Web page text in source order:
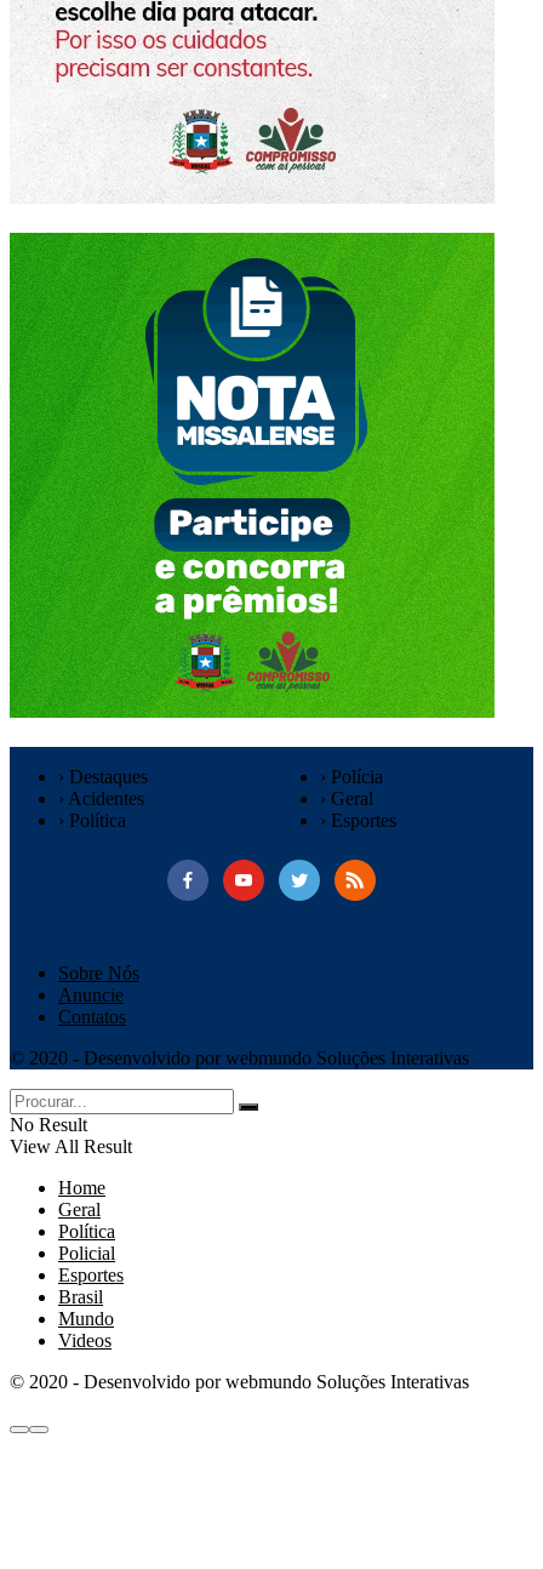
› Destaques
› Acidentes
› Política
› Polícia
› Geral
› Esportes
Sobre Nós
Anuncie
Contatos
© 2020 - Desenvolvido por webmundo Soluções Interativas
No Result
View All Result
Home
Geral
Política
Policial
Esportes
Brasil
Mundo
Videos
© 2020 - Desenvolvido por webmundo Soluções Interativas